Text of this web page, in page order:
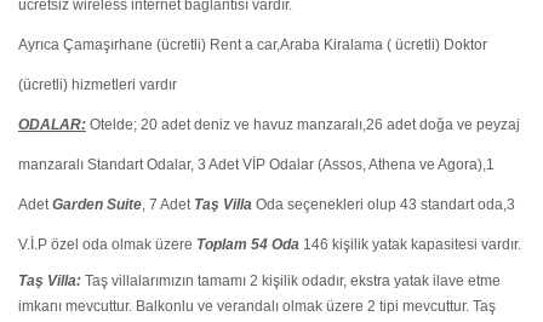
ücretsiz wireless internet baglantısı vardır.
Ayrıca Çamaşırhane (ücretli) Rent a car,Araba Kiralama ( ücretli) Doktor
(ücretli) hizmetleri vardır
ODALAR: Otelde; 20 adet deniz ve havuz manzaralı,26 adet doğa ve peyzaj
manzaralı Standart Odalar, 3 Adet VİP Odalar (Assos, Athena ve Agora),1
AdetGarden Suite, 7 AdetTaş Villa Oda seçenekleri olup 43 standart oda,3
V.İ.P özel oda olmak üzere Toplam 54 Oda 146 kişilik yatak kapasitesi vardır.
Taş Villa: Taş villalarımızın tamamı 2 kişilik odadır, ekstra yatak ilave etme
imkanı mevcuttur. Balkonlu ve verandalı olmak üzere 2 tipi mevcuttur. Taş